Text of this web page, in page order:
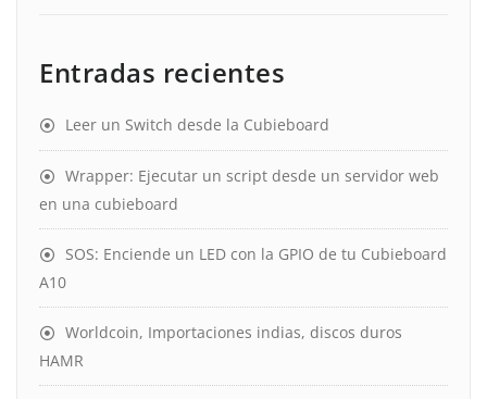
Entradas recientes
Leer un Switch desde la Cubieboard
Wrapper: Ejecutar un script desde un servidor web
en una cubieboard
SOS: Enciende un LED con la GPIO de tu Cubieboard
A10
Worldcoin, Importaciones indias, discos duros
HAMR